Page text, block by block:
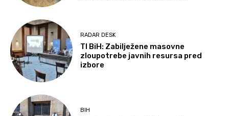
RADAR DESK
TI BiH: Zabilježene masovne
zloupotrebe javnih resursa pred
izbore
BIH